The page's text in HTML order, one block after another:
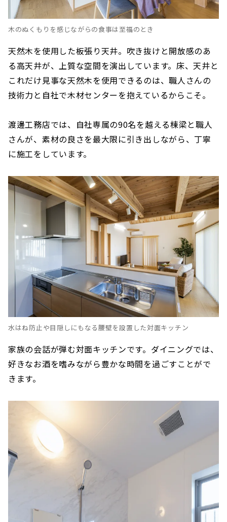
木のぬくもりを感じながらの食事は至福のとき
天然木を使用した板張り天井。吹き抜けと開放感のあ
る高天井が、上質な空間を演出しています。床、天井と
これだけ見事な天然木を使用できるのは、職人さんの
技術力と自社で木材センターを抱えているからこそ。
渡邊工務店では、自社専属の90名を越える棟梁と職人
さんが、素材の良さを最大限に引き出しながら、丁寧
に施工をしています。
水はね防止や目隠しにもなる腰壁を設置した対面キッチン
家族の会話が弾む対面キッチンです。ダイニングでは、
好きなお酒を嗜みながら豊かな時間を過ごすことがで
きます。